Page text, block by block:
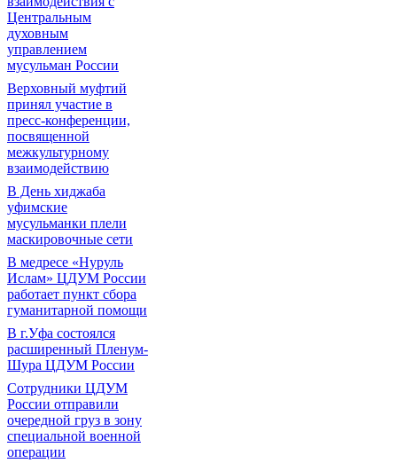
Центральным
духовным
управлением
мусульман России
Верховный муфтий
принял участие в
пресс-конференции,
посвященной
межкультурному
взаимодействию
В День хиджаба
уфимские
мусульманки плели
маскировочные сети
В медресе «Нуруль
Ислам» ЦДУМ России
работает пункт сбора
гуманитарной помощи
В г.Уфа состоялся
расширенный Пленум-
Шура ЦДУМ России
Сотрудники ЦДУМ
России отправили
очередной груз в зону
специальной военной
операции